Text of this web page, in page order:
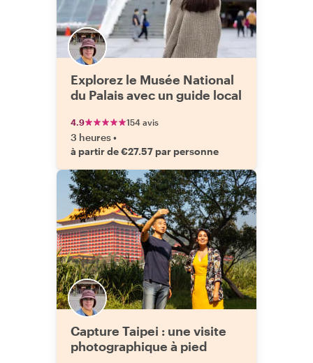
Explorez le Musée National
du Palais avec un guide local
4.9 154 avis
3 heures•
à partir de €27.57 par personne
Capture Taipei : une visite
photographique à pied